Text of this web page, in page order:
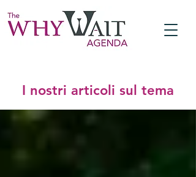
I nostri articoli sul tema